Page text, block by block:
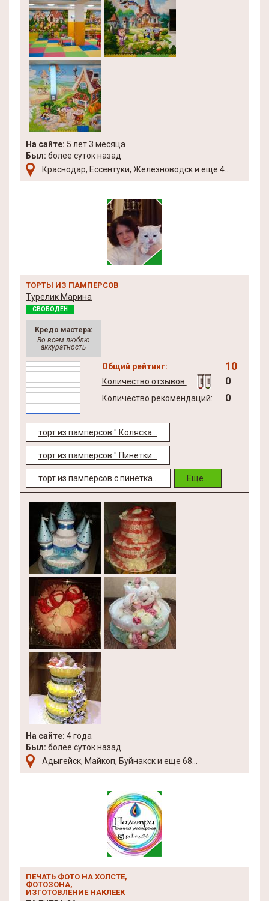
На сайте: 5 лет 3 месяца
Был: более суток назад
Краснодар, Ессентуки, Железноводск и еще 4...
ТОРТЫ ИЗ ПАМПЕРСОВ
Турелик Марина
СВОБОДЕН
Кредо мастера:
Во всем люблю
аккуратность
Общий рейтинг: 10
Количество отзывов: 0
Количество рекомендаций: 0
торт из памперсов " Коляска...
торт из памперсов " Пинетки...
торт из памперсов с пинетка... Еще...
На сайте: 4 года
Был: более суток назад
Адыгейск, Майкоп, Буйнакск и еще 68...
ПЕЧАТЬ ФОТО НА ХОЛСТЕ,
ФОТОЗОНА,
ИЗГОТОВЛЕНИЕ НАКЛЕЕК